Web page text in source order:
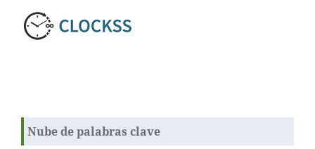
Nube de palabras clave